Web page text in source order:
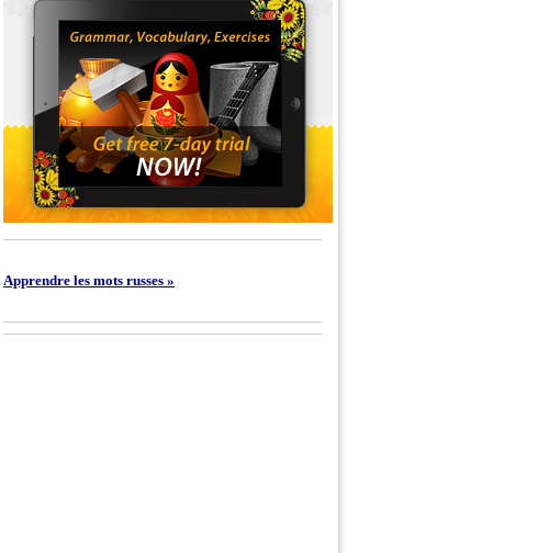
Apprendre les mots russes »